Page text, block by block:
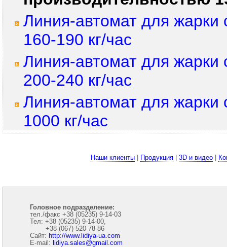
Линия-автомат для жарки
160-190 кг/час
Линия-автомат для жарки
200-240 кг/час
Линия-автомат для жарки
1000 кг/час
Наши клиенты| Продукция| 3D и видео|
Головное подразделение:
тел./факс +38 (05235) 9-14-03
Тел: +38 (05235) 9-14-00,
+38 (067) 520-78-86
Сайт: http://www.lidiya-ua.com
E-mail: lidiya.sales@gmail.com